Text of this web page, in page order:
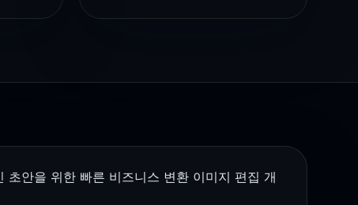
초안을 위한 빠른 비즈니스 변환 이미지 편집 개